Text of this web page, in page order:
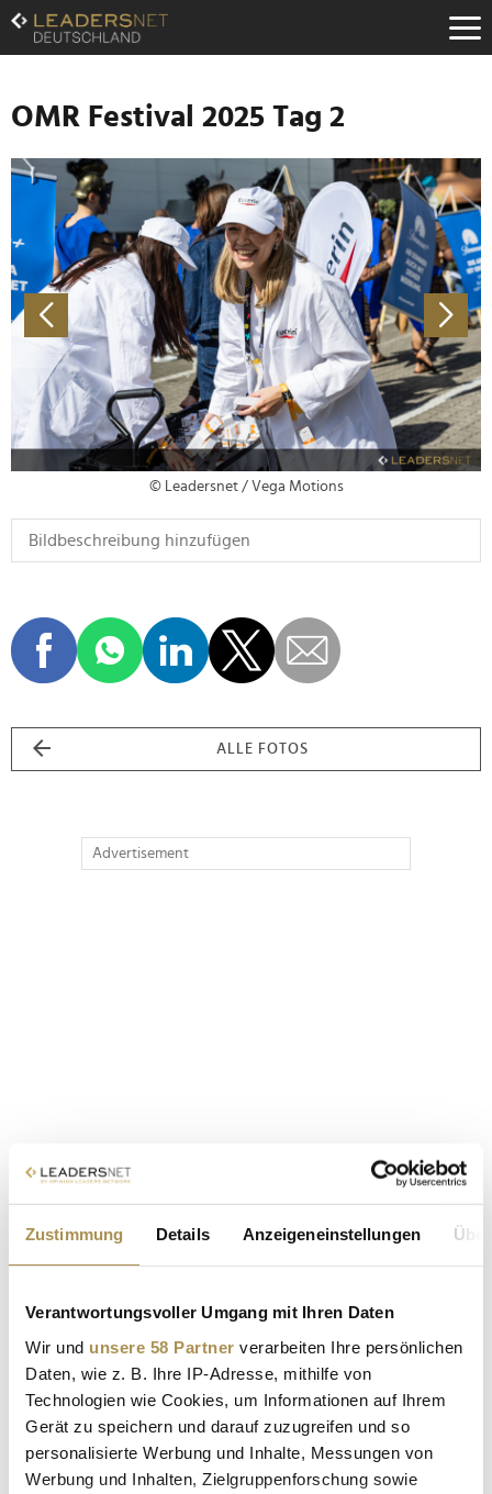
Zustimmung Details Anzeigeneinstellungen
Verantwortungsvoller Umgang mit Ihren Daten
Wir und unsere 58 Partner verarbeiten Ihre persönlichen
Daten, wie z. B. Ihre IP-Adresse, mithilfe von
Technologien wie Cookies, um Informationen auf Ihrem
Gerät zu speichern und darauf zuzugreifen und so
personalisierte Werbung und Inhalte, Messungen von
Werbung und Inhalten, Zielgruppenforschung sowie
Zum
Inhalt
Zur
Navigation
Zur
Hauptnavigation
OMR Festival 2025 Tag 2
© Leadersnet / Vega Motions
ALLE FOTOS
Advertisement